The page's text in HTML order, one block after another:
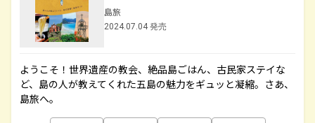
島旅
2024.07.04 発売
ようこそ！世界遺産の教会、絶品島ごはん、古民家ステイな
ど、島の人が教えてくれた五島の魅力をギュッと凝縮。さあ、
島旅へ。